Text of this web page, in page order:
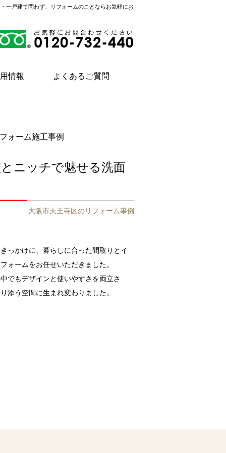
一戸建て問わず、リフォームのことならお気軽にお
情報 よくあるご質問
ォーム施工事例
ニッチで魅せる洗面
大阪市天王寺区のリフォーム事例
っかけに、暮らしに合った間取りとイ
ォームをお任せいただきました。
でもデザインと使いやすさを両立さ
添う空間に生まれ変わりました。